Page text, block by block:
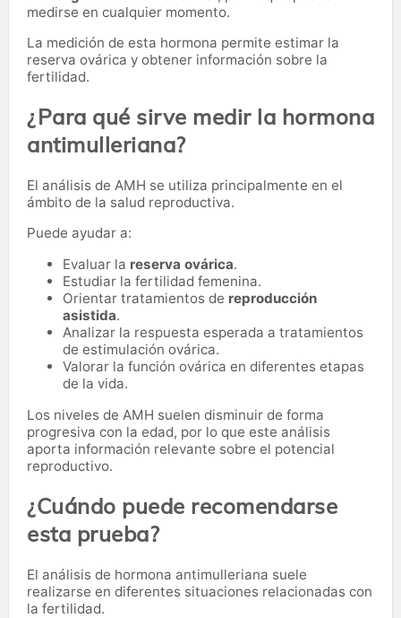
medirse en cualquier momento.
La medición de esta hormona permite estimar la
reserva ovárica y obtener información sobre la
fertilidad.
¿Para qué sirve medir la hormona
antimulleriana?
El análisis de AMH se utiliza principalmente en el
ámbito de la salud reproductiva.
Puede ayudar a:
Evaluar la reserva ovárica.
Estudiar la fertilidad femenina.
Orientar tratamientos de reproducción
asistida.
Analizar la respuesta esperada a tratamientos
de estimulación ovárica.
Valorar la función ovárica en diferentes etapas
de la vida.
Los niveles de AMH suelen disminuir de forma
progresiva con la edad, por lo que este análisis
aporta información relevante sobre el potencial
reproductivo.
¿Cuándo puede recomendarse
esta prueba?
El análisis de hormona antimulleriana suele
realizarse en diferentes situaciones relacionadas con
la fertilidad.